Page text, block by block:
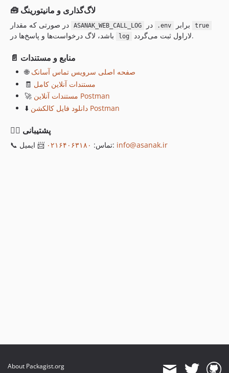
🧰 لاگ‌گذاری و مانیتورینگ
ASANAK_WEB_CALL_LOG در .env true
log لاراول ثبت می‌گردد.
📄 منابع و مستندات
🌐 صفحه اصلی سرویس تماس آسا‌نک
🧾 مستندات آنلاین کامل
🚀
مستندات آنلاین Postman
⬇️
دانلود فایل کالکشن Postman
🙋‍♂️ پشتیبانی
📞 تماس: ۰۲١۶۴۰۶۳۱۸۰ 📨 ایمیل: info@asanak.ir
About Packagist.org